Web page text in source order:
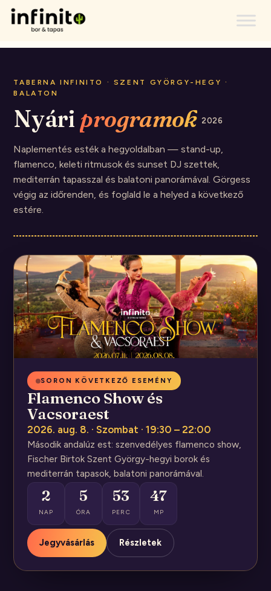
TABERNA INFINITO · SZENT GYÖRGY-HEGY ·
BALATON
Nyári programok 2026
Naplementés esték a hegyoldalban — stand-up,
flamenco, keleti ritmusok és sunset DJ szettek,
mediterrán tapasszal és balatoni panorámával. Görgess
végig az időrenden, és foglald le a helyed a következő
estére.
SORON KÖVETKEZŐ ESEMÉNY
Flamenco Show és
Vacsoraest
2026. aug. 8. · Szombat · 19:30 – 22:00
Második andalúz est: szenvedélyes flamenco show,
Fischer Birtok Szent György-hegyi borok és
mediterrán tapasok, balatoni panorámával.
2
NAP
5
ÓRA
53
PERC
47
MP
Jegyvásárlás Részletek